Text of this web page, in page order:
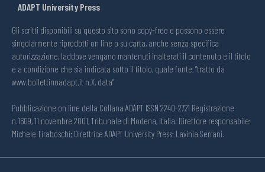
ADAPT University Press
Gli scritti disponibili su questo sito sono copy-free e possono essere
singolarmente riprodotti on line o su carta, anche senza specifica
autorizzazione, laddove vengano mantenuti inalterati il contenuto e il titolo
e a condizione che sia indicata sotto il titolo, quale fonte, “tratto da
www.bollettinoadapt.it n.X, data“
Pubblicazione on line della Collana ADAPT ISSN 2240-2721 Registrazione
n.1609, 11 novembre 2001, Tribunale di Modena, Italia. Direttore responsabile:
Michele Tiraboschi; Direttrice ADAPT University Press: Lavinia Serrani.